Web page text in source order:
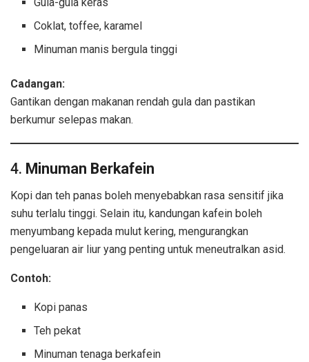
Coklat, toffee, karamel
Minuman manis bergula tinggi
Cadangan:
Gantikan dengan makanan rendah gula dan pastikan
berkumur selepas makan.
4. Minuman Berkafein
Kopi dan teh panas boleh menyebabkan rasa sensitif jika
suhu terlalu tinggi. Selain itu, kandungan kafein boleh
menyumbang kepada mulut kering, mengurangkan
pengeluaran air liur yang penting untuk meneutralkan asid.
Contoh:
Kopi panas
Teh pekat
Minuman tenaga berkafein